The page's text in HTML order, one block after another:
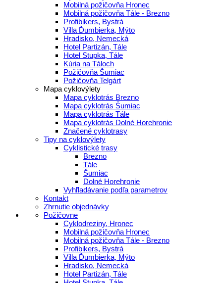
Mobilná požičovňa Hronec
Mobilná požičovňa Tále - Brezno
Profibikers, Bystrá
Villa Ďumbierka, Mýto
Hradisko, Nemecká
Hotel Partizán, Tále
Hotel Stupka, Tále
Kúria na Táloch
Požičovňa Šumiac
Požičovňa Telgárt
Mapa cyklovýlety
Mapa cyklotrás Brezno
Mapa cyklotrás Šumiac
Mapa cyklotrás Tále
Mapa cyklotrás Dolné Horehronie
Značené cyklotrasy
Tipy na cyklovýlety
Cyklistické trasy
Brezno
Tále
Šumiac
Dolné Horehronie
Vyhľladávanie podľa parametrov
Kontakt
Zhrnutie objednávky
Požičovne
Cyklodreziny, Hronec
Mobilná požičovňa Hronec
Mobilná požičovňa Tále - Brezno
Profibikers, Bystrá
Villa Ďumbierka, Mýto
Hradisko, Nemecká
Hotel Partizán, Tále